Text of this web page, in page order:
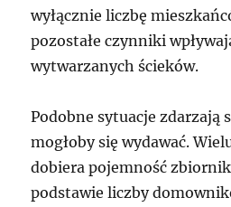
wyłącznie liczbę
pozostałe czynniki
wytwarzanych ścieków.
Podobne sytuacje zdarzają
mogłoby się wydawać.
dobiera pojemność
podstawie liczby